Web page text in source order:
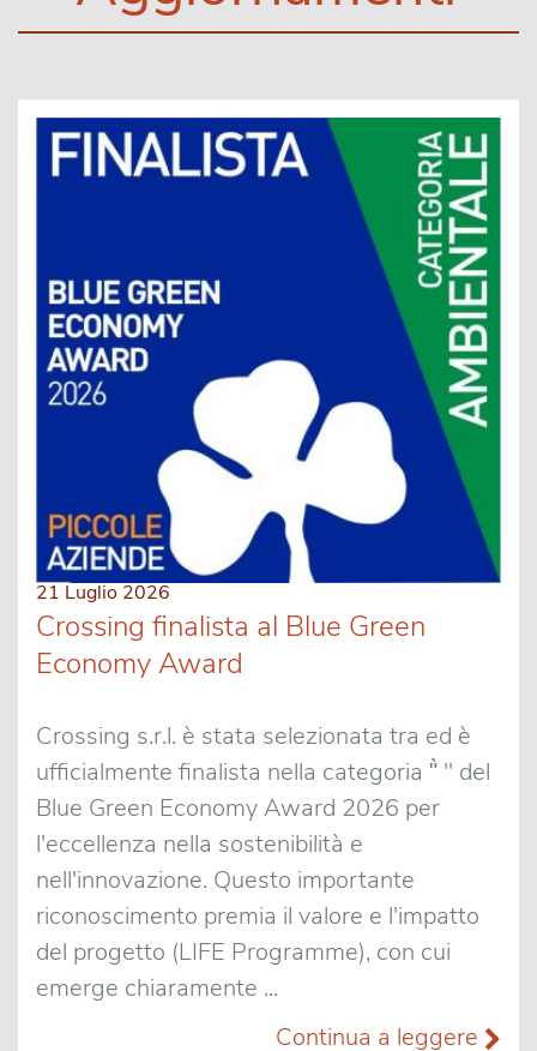
21 Luglio 2026
Crossing finalista al Blue Green
Economy Award
Crossing s.r.l. è stata selezionata tra ed è
ufficialmente finalista nella categoria "̀ " del
Blue Green Economy Award 2026 per
l'eccellenza nella sostenibilità e
nell'innovazione. Questo importante
riconoscimento premia il valore e l'impatto
del progetto (LIFE Programme), con cui
emerge chiaramente ...
Continua a leggere